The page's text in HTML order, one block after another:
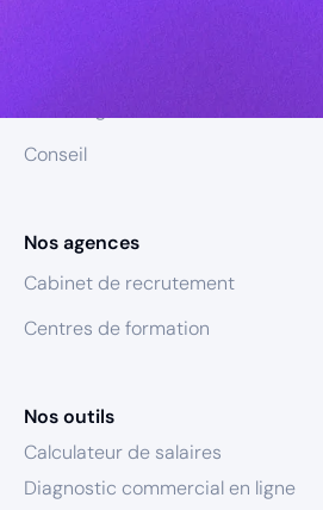
Conseil
Nos agences
Cabinet de recrutement
Centres de formation
Nos outils
Calculateur de salaires
Diagnostic commercial en ligne